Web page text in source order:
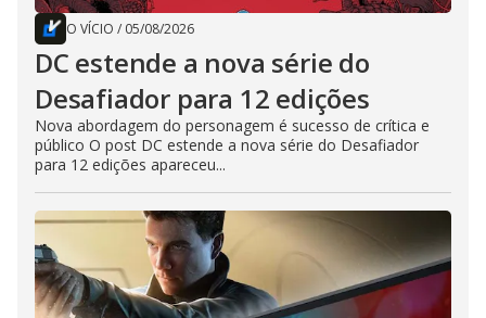
O VÍCIO / 05/08/2026
DC estende a nova série do
Desafiador para 12 edições
Nova abordagem do personagem é sucesso de crítica e
público O post DC estende a nova série do Desafiador
para 12 edições apareceu...